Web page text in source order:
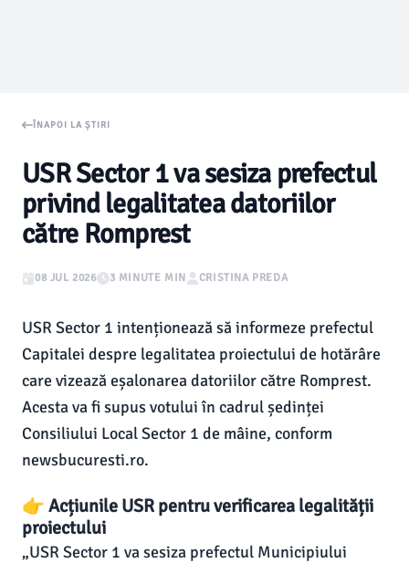
ÎNAPOI LA ȘTIRI
USR Sector 1 va sesiza prefectul
privind legalitatea datoriilor
către Romprest
08 JUL 2026 3 MINUTE MIN CRISTINA PREDA
USR Sector 1 intenționează să informeze prefectul
Capitalei despre legalitatea proiectului de hotărâre
care vizează eșalonarea datoriilor către Romprest.
Acesta va fi supus votului în cadrul ședinței
Consiliului Local Sector 1 de mâine, conform
newsbucuresti.ro.
👉 Acțiunile USR pentru verificarea legalității
proiectului
„USR Sector 1 va sesiza prefectul Municipiului